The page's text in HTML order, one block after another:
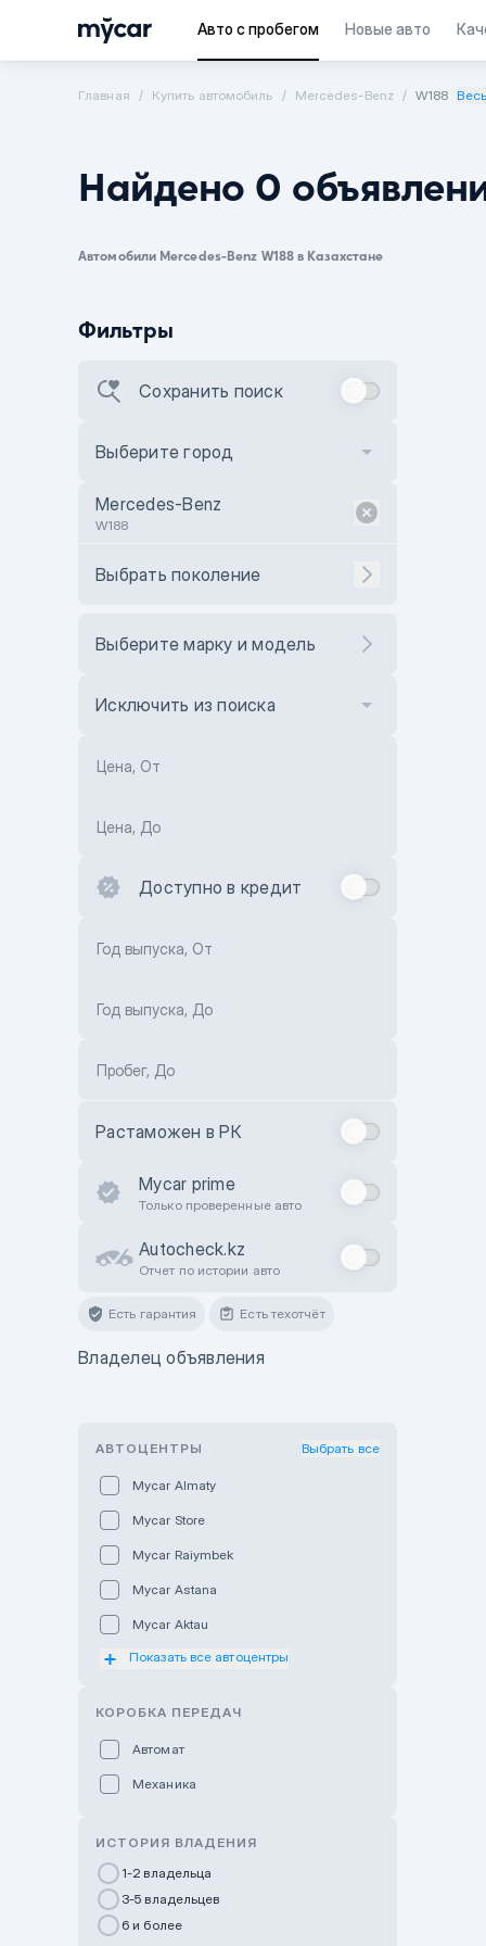
Авто с пробегом Новые авто
Главная Купить автомобиль Mercedes-Benz W188
Найдено 0
Автомобили Mercedes-Benz W188 в Казахстане
Фильтры
Сохранить поиск
Выберите город
Mercedes-Benz
W188
Выбрать поколение
Выберите марку и модель
Исключить из поиска
Цена, От
Цена, До
Доступно в кредит
Год выпуска, От
Год выпуска, До
Пробег, До
Растаможен в РК
Mycar prime
Только проверенные авто
Autocheck.kz
Отчет по истории авто
Есть гарантия Есть техотчёт
Владелец объявления
АВТОЦЕНТРЫ Выбрать все
Mycar Almaty
Mycar Store
Mycar Raiymbek
Mycar Astana
Mycar Aktau
Mycar Uralsk
GWM Nurly Zhol
Chery Astana
Показать все автоцентры
КОРОБКА ПЕРЕДАЧ
Автомат
Механика
ИСТОРИЯ ВЛАДЕНИЯ
1-2 владельца
3-5 владельцев
6 и более